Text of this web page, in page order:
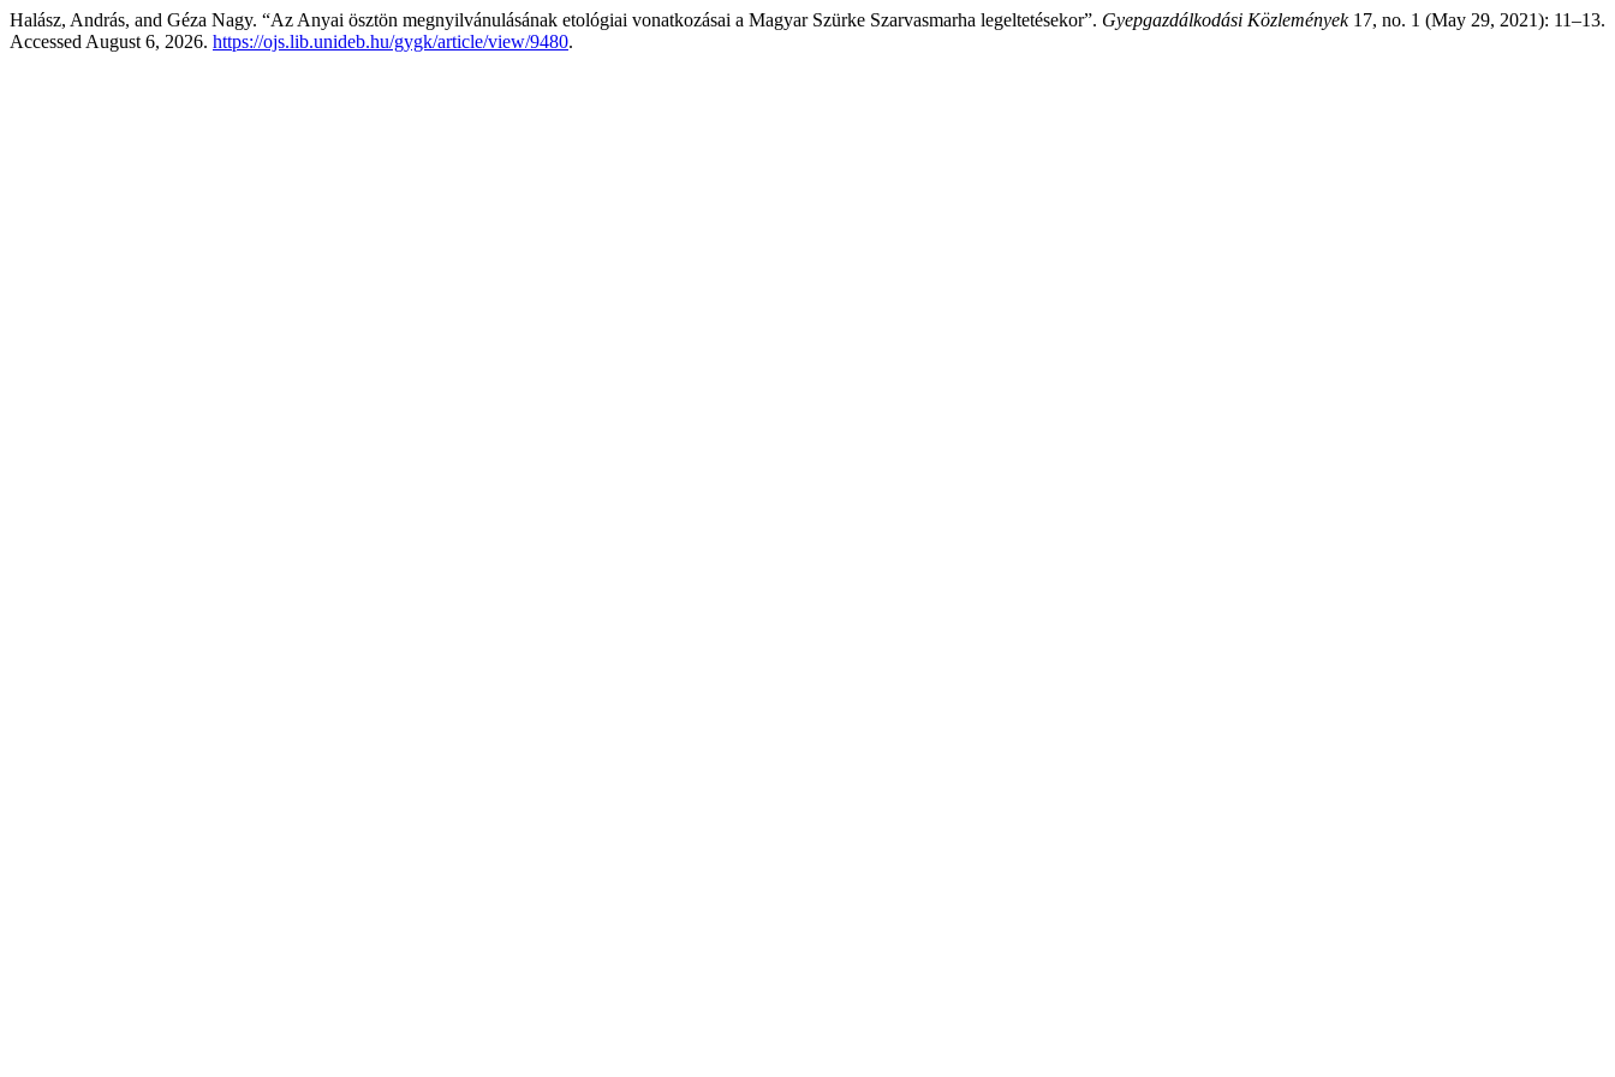
Halász, András, and Géza Nagy. “Az Anyai ösztön megnyilvánulásának etológiai vonatkozásai a Magyar Szürke Szarvasmarha legeltetésekor”. Gyepgazdálkodási Közlemények17, no. 1 (May 29, 2021): 11–13.
Accessed August 6, 2026. https://ojs.lib.unideb.hu/gygk/article/view/9480.